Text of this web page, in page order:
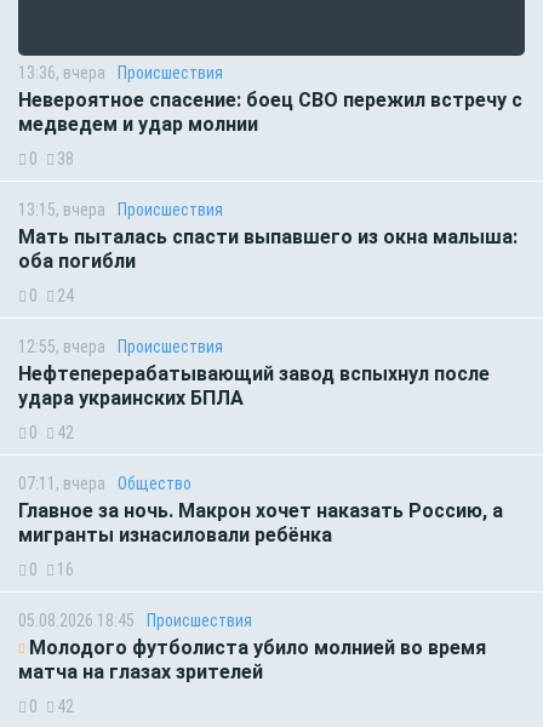
13:36, вчера Происшествия
Невероятное спасение: боец СВО пережил встречу с
медведем и удар молнии
0 38
13:15, вчера Происшествия
Мать пыталась спасти выпавшего из окна малыша:
оба погибли
0 24
12:55, вчера Происшествия
Нефтеперерабатывающий завод вспыхнул после
удара украинских БПЛА
0 42
07:11, вчера Общество
Главное за ночь. Макрон хочет наказать Россию, а
мигранты изнасиловали ребёнка
0 16
05.08.2026 18:45 Происшествия
Молодого футболиста убило молнией во время
матча на глазах зрителей
0 42